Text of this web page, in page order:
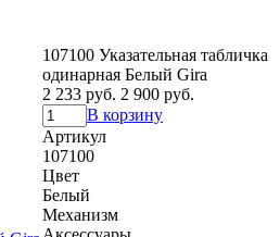
107100 Указательная табличка
одинарная Белый Gira
2 233 руб. 2 900 руб.
В корзину
Артикул
107100
Цвет
Белый
Механизм